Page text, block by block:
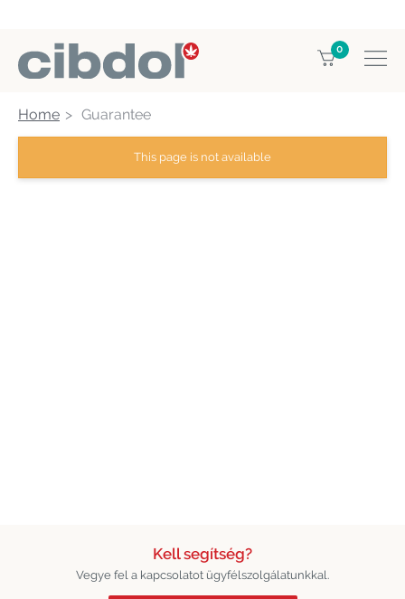
0
Home Guarantee
This page is not available
Kell segítség?
Vegye fel a kapcsolatot ügyfélszolgálatunkkal.